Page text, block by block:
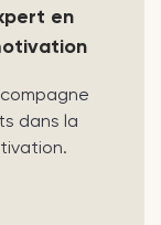
en
dans la